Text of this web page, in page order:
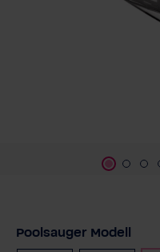
Poolsauger Modell